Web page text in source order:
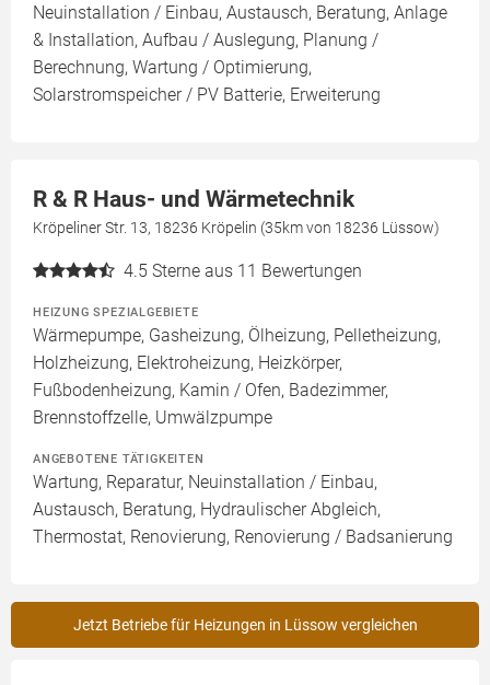
Neuinstallation / Einbau, Austausch, Beratung, Anlage
& Installation, Aufbau / Auslegung, Planung /
Berechnung, Wartung / Optimierung,
Solarstromspeicher / PV Batterie, Erweiterung
R & R Haus- und Wärmetechnik
Kröpeliner Str. 13, 18236 Kröpelin (35km von 18236 Lüssow)
4.5 Sterne aus 11 Bewertungen
HEIZUNG SPEZIALGEBIETE
Wärmepumpe, Gasheizung, Ölheizung, Pelletheizung,
Holzheizung, Elektroheizung, Heizkörper,
Fußbodenheizung, Kamin / Ofen, Badezimmer,
Brennstoffzelle, Umwälzpumpe
ANGEBOTENE TÄTIGKEITEN
Wartung, Reparatur, Neuinstallation / Einbau,
Austausch, Beratung, Hydraulischer Abgleich,
Thermostat, Renovierung, Renovierung / Badsanierung
Jetzt Betriebe für Heizungen in Lüssow vergleichen